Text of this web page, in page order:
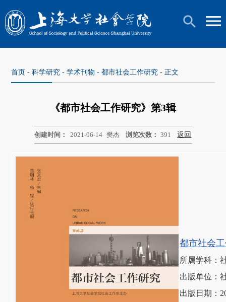
首页 -科学研究 -学术刊物 -都市社会工作研究 - 正文
《都市社会工作研究》第3辑
创建时间：2021-06-14 樊杰 浏览次数： 391 返回
都市社会
所属学科：
出版单位：
出版日期：